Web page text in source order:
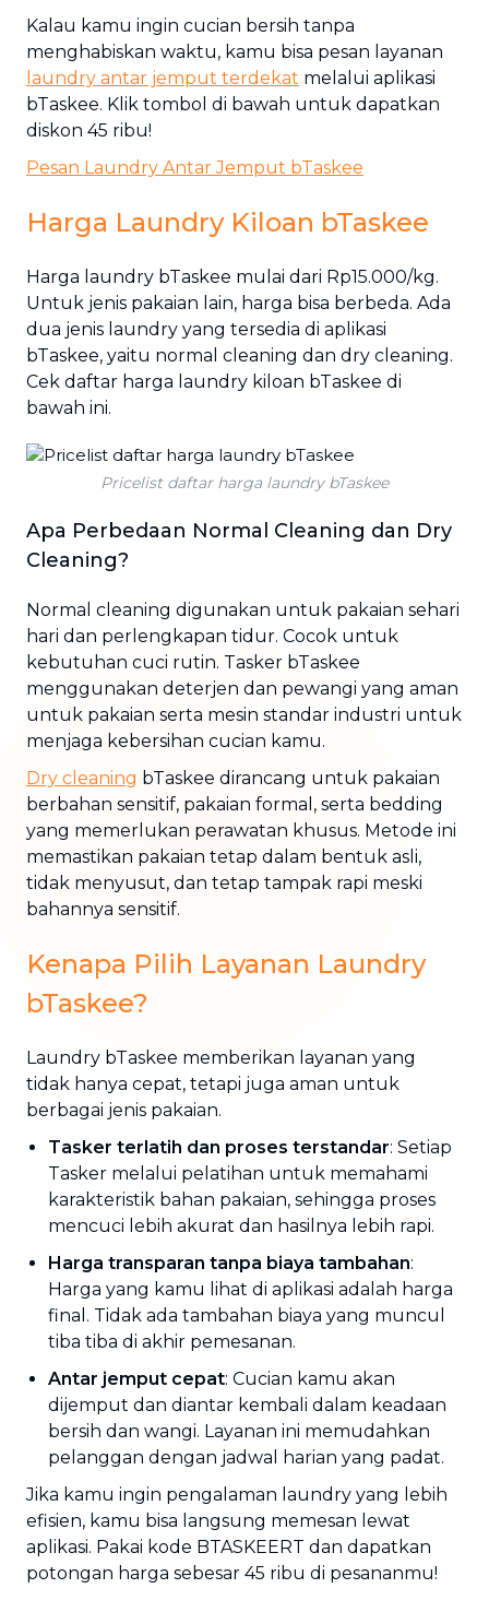
Kalau kamu ingin cucian bersih tanpa
menghabiskan waktu, kamu bisa pesan layanan
laundry antar jemput terdekat melalui aplikasi
bTaskee. Klik tombol di bawah untuk dapatkan
diskon 45 ribu!
Pesan Laundry Antar Jemput bTaskee
Harga Laundry Kiloan bTaskee
Harga laundry bTaskee mulai dari Rp15.000/kg.
Untuk jenis pakaian lain, harga bisa berbeda. Ada
dua jenis laundry yang tersedia di aplikasi
bTaskee, yaitu normal cleaning dan dry cleaning.
Cek daftar harga laundry kiloan bTaskee di
bawah ini.
Pricelist daftar harga laundry bTaskee
Apa Perbedaan Normal Cleaning dan Dry
Cleaning?
Normal cleaning digunakan untuk pakaian sehari
hari dan perlengkapan tidur. Cocok untuk
kebutuhan cuci rutin. Tasker bTaskee
menggunakan deterjen dan pewangi yang aman
untuk pakaian serta mesin standar industri untuk
menjaga kebersihan cucian kamu.
Dry cleaning bTaskee dirancang untuk pakaian
berbahan sensitif, pakaian formal, serta bedding
yang memerlukan perawatan khusus. Metode ini
memastikan pakaian tetap dalam bentuk asli,
tidak menyusut, dan tetap tampak rapi meski
bahannya sensitif.
Kenapa Pilih Layanan Laundry
bTaskee?
Laundry bTaskee memberikan layanan yang
tidak hanya cepat, tetapi juga aman untuk
berbagai jenis pakaian.
Tasker terlatih dan proses terstandar: Setiap
Tasker melalui pelatihan untuk memahami
karakteristik bahan pakaian, sehingga proses
mencuci lebih akurat dan hasilnya lebih rapi.
Harga transparan tanpa biaya tambahan:
Harga yang kamu lihat di aplikasi adalah harga
final. Tidak ada tambahan biaya yang muncul
tiba tiba di akhir pemesanan.
Antar jemput cepat: Cucian kamu akan
dijemput dan diantar kembali dalam keadaan
bersih dan wangi. Layanan ini memudahkan
pelanggan dengan jadwal harian yang padat.
Jika kamu ingin pengalaman laundry yang lebih
efisien, kamu bisa langsung memesan lewat
aplikasi. Pakai kode BTASKEERT dan dapatkan
potongan harga sebesar 45 ribu di pesananmu!